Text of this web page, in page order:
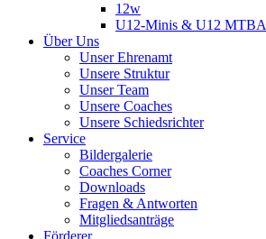
12w
U12-Minis & U12 MTBA
Über Uns
Unser Ehrenamt
Unsere Struktur
Unser Team
Unsere Coaches
Unsere Schiedsrichter
Service
Bildergalerie
Coaches Corner
Downloads
Fragen & Antworten
Mitgliedsanträge
Förderer